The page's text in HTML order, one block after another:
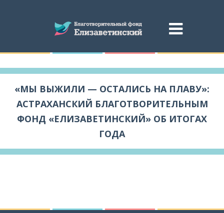
«МЫ ВЫЖИЛИ — ОСТАЛИСЬ НА ПЛАВУ»:
АСТРАХАНСКИЙ БЛАГОТВОРИТЕЛЬНЫМ
ФОНД «ЕЛИЗАВЕТИНСКИЙ» ОБ ИТОГАХ
ГОДА